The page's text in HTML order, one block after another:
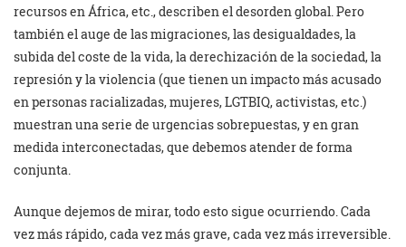
recursos en África, etc., describen el desorden global. Pero
también el auge de las migraciones, las desigualdades, la
subida del coste de la vida, la derechización de la sociedad, la
represión y la violencia (que tienen un impacto más acusado
en personas racializadas, mujeres, LGTBIQ, activistas, etc.)
muestran una serie de urgencias sobrepuestas, y en gran
medida interconectadas, que debemos atender de forma
conjunta.
Aunque dejemos de mirar, todo esto sigue ocurriendo. Cada
vez más rápido, cada vez más grave, cada vez más irreversible.